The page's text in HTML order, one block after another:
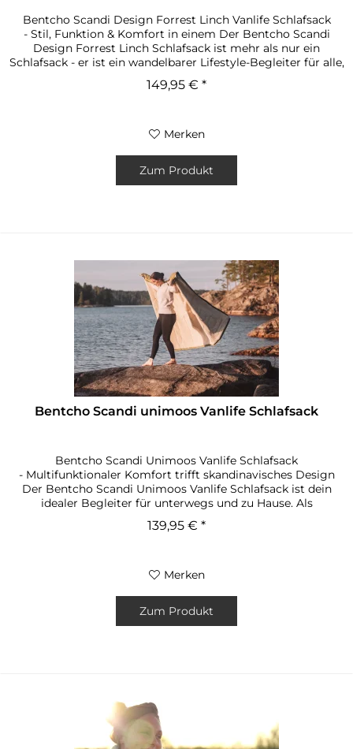
Bentcho Scandi Design Forrest Linch Vanlife Schlafsack
- Stil, Funktion & Komfort in einem Der Bentcho Scandi
Design Forrest Linch Schlafsack ist mehr als nur ein
Schlafsack - er ist ein wandelbarer Lifestyle-Begleiter für alle,
die...
149,95 € *
Merken
Zum Produkt
Bentcho Scandi unimoos Vanlife Schlafsack
Bentcho Scandi Unimoos Vanlife Schlafsack
- Multifunktionaler Komfort trifft skandinavisches Design
Der Bentcho Scandi Unimoos Vanlife Schlafsack ist dein
idealer Begleiter für unterwegs und zu Hause. Als
139,95 € *
Merken
Zum Produkt